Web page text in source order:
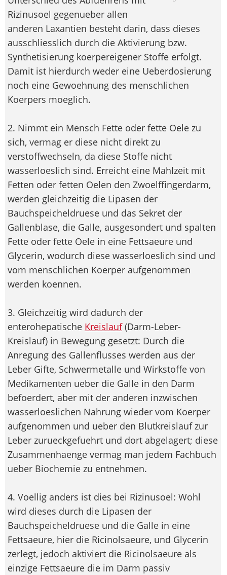
Rizinusoel gegenueber allen
anderen Laxantien besteht darin, dass dieses
ausschliesslich durch die Aktivierung bzw.
Synthetisierung koerpereigener Stoffe erfolgt.
Damit ist hierdurch weder eine Ueberdosierung
noch eine Gewoehnung des menschlichen
Koerpers moeglich.
2. Nimmt ein Mensch Fette oder fette Oele zu
sich, vermag er diese nicht direkt zu
verstoffwechseln, da diese Stoffe nicht
wasserloeslich sind. Erreicht eine Mahlzeit mit
Fetten oder fetten Oelen den Zwoelffingerdarm,
werden gleichzeitig die Lipasen der
Bauchspeicheldruese und das Sekret der
Gallenblase, die Galle, ausgesondert und spalten
Fette oder fette Oele in eine Fettsaeure und
Glycerin, wodurch diese wasserloeslich sind und
vom menschlichen Koerper aufgenommen
werden koennen.
3. Gleichzeitig wird dadurch der
enterohepatische Kreislauf(Darm-Leber-
Kreislauf) in Bewegung gesetzt: Durch die
Anregung des Gallenflusses werden aus der
Leber Gifte, Schwermetalle und Wirkstoffe von
Medikamenten ueber die Galle in den Darm
befoerdert, aber mit der anderen inzwischen
wasserloeslichen Nahrung wieder vom Koerper
aufgenommen und ueber den Blutkreislauf zur
Leber zurueckgefuehrt und dort abgelagert; diese
Zusammenhaenge vermag man jedem Fachbuch
ueber Biochemie zu entnehmen.
4. Voellig anders ist dies bei Rizinusoel: Wohl
wird dieses durch die Lipasen der
Bauchspeicheldruese und die Galle in eine
Fettsaeure, hier die Ricinolsaeure, und Glycerin
zerlegt, jedoch aktiviert die Ricinolsaeure als
einzige Fettsaeure die im Darm passiv